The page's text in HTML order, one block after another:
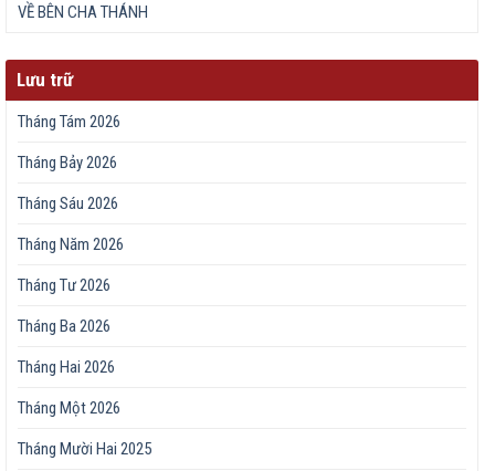
VỀ BÊN CHA THÁNH
Lưu trữ
Tháng Tám 2026
Tháng Bảy 2026
Tháng Sáu 2026
Tháng Năm 2026
Tháng Tư 2026
Tháng Ba 2026
Tháng Hai 2026
Tháng Một 2026
Tháng Mười Hai 2025